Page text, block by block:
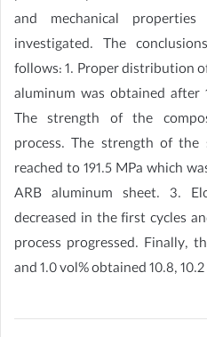
and mechanical
investigated. The
follows: 1. Proper distribution
aluminum was obtained after
The strength of the
process. The strength of
reached to 191.5 MPa which
ARB aluminum sheet. 3.
decreased in the first cycles
process progressed. Finally,
and 1.0 vol% obtained 10.8,